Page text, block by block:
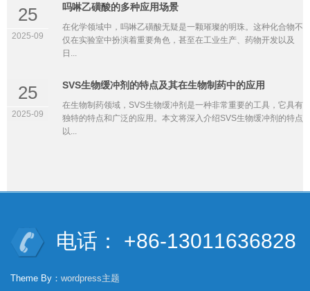
25
2025-09
吗啉乙磺酸的多种应用场景
在化学领域中，吗啉乙磺酸无疑是一颗璀璨的明珠。这种化合物不
仅在实验室中扮演着重要角色，甚至在工业生产、药物开发以及
日...
25
2025-09
SVS生物缓冲剂的特点及其在生物制药中的应用
在生物制药领域，SVS生物缓冲剂是一种非常重要的工具，它具有
独特的特点和广泛的应用。本文将深入介绍SVS生物缓冲剂的特点
以...
电话： +86-13011636828
Theme By： wordpress主题